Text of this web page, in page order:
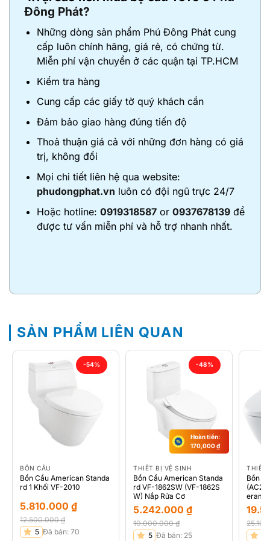
Đông Phát?
Những dòng sản phẩm Phú Đông Phát cung
cấp luôn chính hãng, giá rẻ, có chứng từ.
Miễn phí vận chuyển ở các quận tại TP.HCM
Kiểm tra hàng
Cung cấp các giấy tờ quý khách cần
Đảm bảo giao hàng đúng tiến độ
Thoả thuận giá cả với những đơn hàng có giá
trị, không đổi
Mọi chi tiết liên hệ qua website:
phudongphat.vn luôn có đội ngũ trực 24/7
Hoặc hotline: 0919318587 or 0937678139 để
được tư vấn miễn phí và hỗ trợ nhanh nhất.
SẢN PHẨM LIÊN QUAN
-54%
BỒN CẦU
Bồn Cầu American Standa
rd 1 Khối VF-2010
12.500.000₫
Giá
5.810.000 ₫
Giá 5 Đã bán: 70
-48%
Hoàn tiền:
170,000₫
THIẾT BỊ VỆ SINH
Bồn Cầu American Standa
rd VF-1862SW (VF-1862S
W) Nắp Rửa Cơ
10.000.000₫
Giá
5.242.000₫
Giá 5 Đã bán: 25
THIẾT
Bồn
Giá
Giá